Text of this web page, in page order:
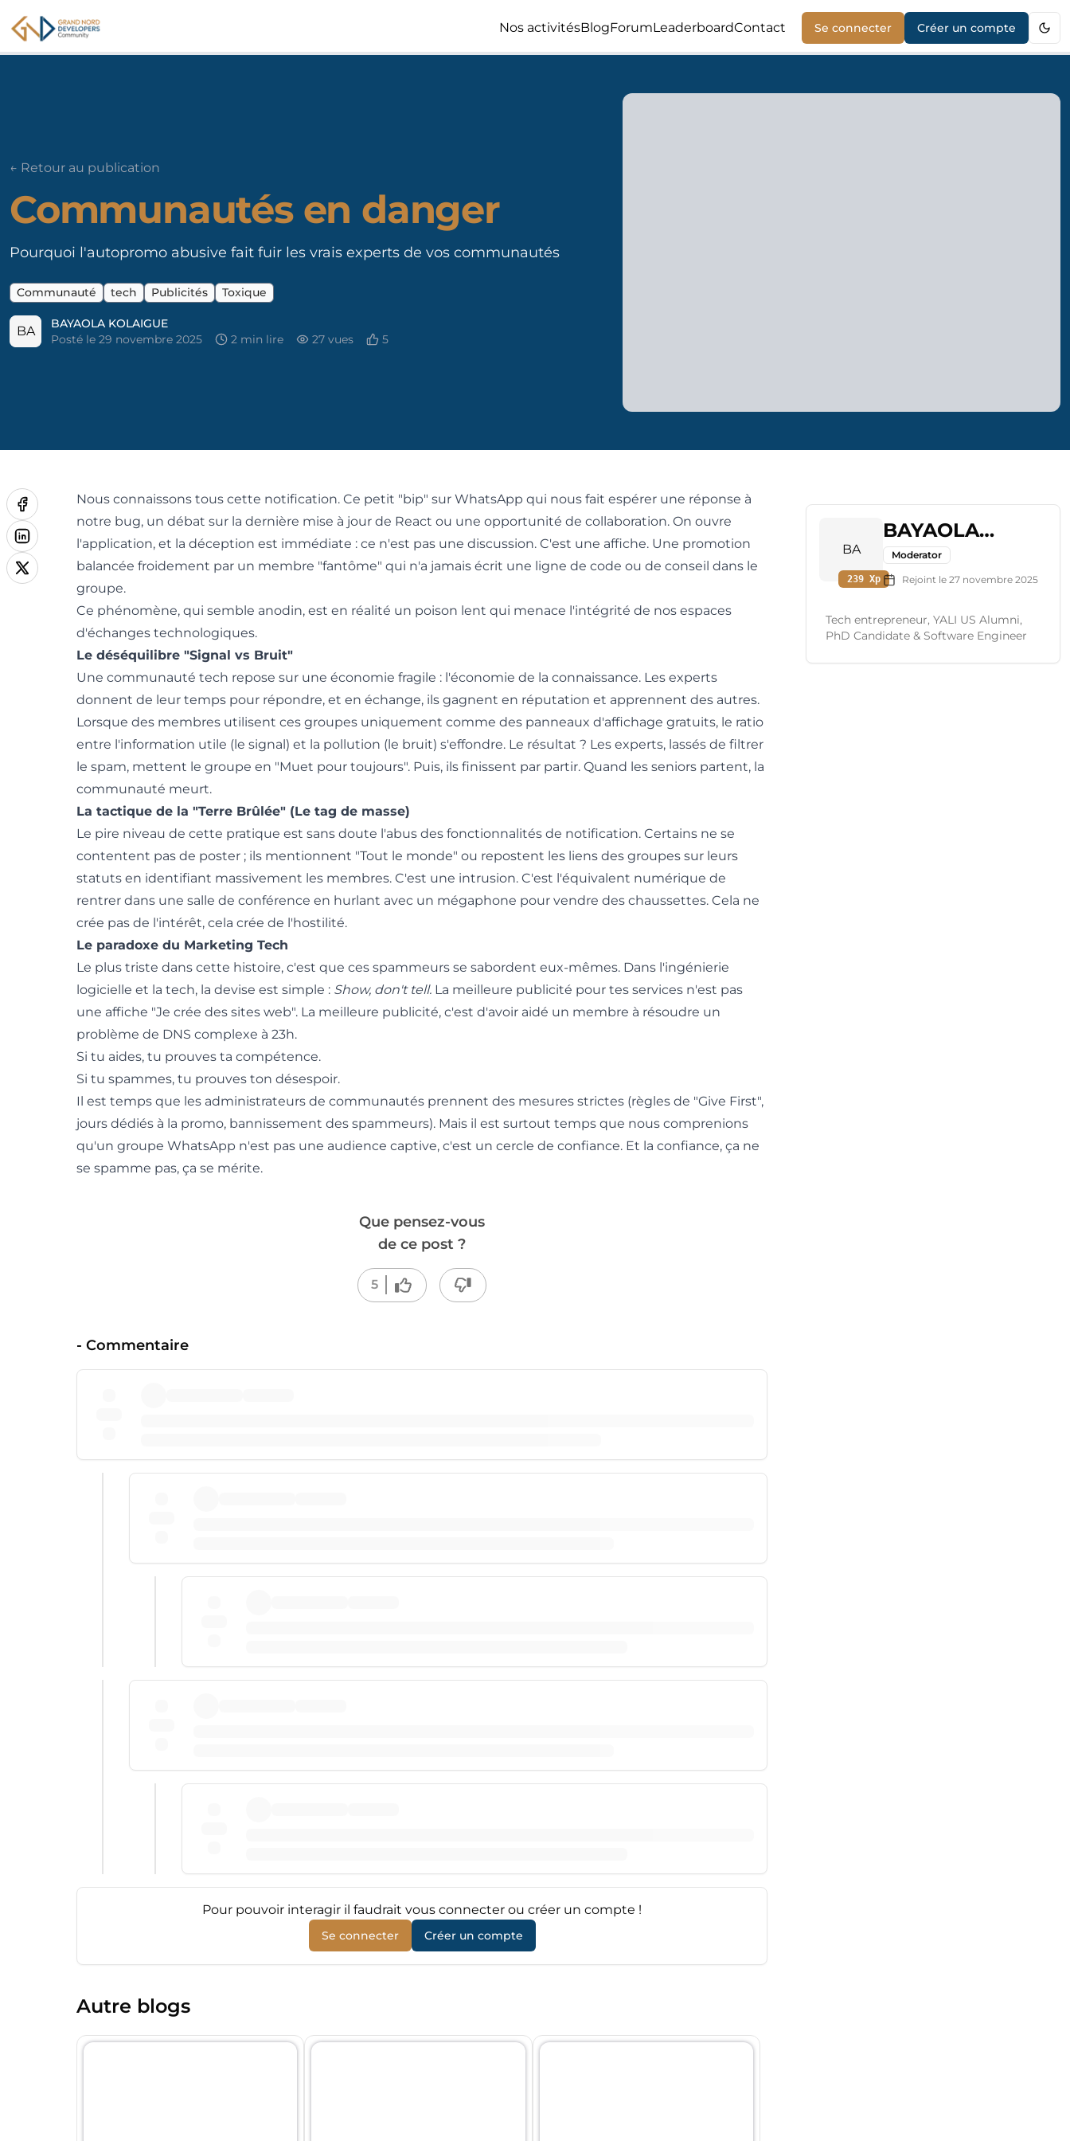
GNDC
Nos activitésBlogForumLeaderboardContact Se connecter Créer un compte
← Retour au publication
Communautés en danger
Pourquoi l'autopromo abusive fait fuir les vrais experts de vos communautés
Communauté tech Publicités Toxique
BA
BAYAOLA KOLAIGUE
Posté le 29 novembre 2025 2 min lire 27 vues 5
Nous connaissons tous cette notification. Ce petit "bip" sur WhatsApp qui nous fait espérer une réponse à
notre bug, un débat sur la dernière mise à jour de React ou une opportunité de collaboration. On ouvre
l'application, et la déception est immédiate : ce n'est pas une discussion. C'est une affiche. Une promotion
balancée froidement par un membre "fantôme" qui n'a jamais écrit une ligne de code ou de conseil dans le
groupe.
Ce phénomène, qui semble anodin, est en réalité un poison lent qui menace l'intégrité de nos espaces
d'échanges technologiques.
Le déséquilibre "Signal vs Bruit"
Une communauté tech repose sur une économie fragile : l'économie de la connaissance. Les experts
donnent de leur temps pour répondre, et en échange, ils gagnent en réputation et apprennent des autres.
Lorsque des membres utilisent ces groupes uniquement comme des panneaux d'affichage gratuits, le ratio
entre l'information utile (le signal) et la pollution (le bruit) s'effondre. Le résultat ? Les experts, lassés de filtrer
le spam, mettent le groupe en "Muet pour toujours". Puis, ils finissent par partir. Quand les seniors partent, la
communauté meurt.
La tactique de la "Terre Brûlée" (Le tag de masse)
Le pire niveau de cette pratique est sans doute l'abus des fonctionnalités de notification. Certains ne se
contentent pas de poster ; ils mentionnent "Tout le monde" ou repostent les liens des groupes sur leurs
statuts en identifiant massivement les membres. C'est une intrusion. C'est l'équivalent numérique de
rentrer dans une salle de conférence en hurlant avec un mégaphone pour vendre des chaussettes. Cela ne
crée pas de l'intérêt, cela crée de l'hostilité.
Le paradoxe du Marketing Tech
Le plus triste dans cette histoire, c'est que ces spammeurs se sabordent eux-mêmes. Dans l'ingénierie
logicielle et la tech, la devise est simple : Show, don't tell. La meilleure publicité pour tes services n'est pas
une affiche "Je crée des sites web". La meilleure publicité, c'est d'avoir aidé un membre à résoudre un
problème de DNS complexe à 23h.
Si tu aides, tu prouves ta compétence.
Si tu spammes, tu prouves ton désespoir.
Il est temps que les administrateurs de communautés prennent des mesures strictes (règles de "Give First",
jours dédiés à la promo, bannissement des spammeurs). Mais il est surtout temps que nous comprenions
qu'un groupe WhatsApp n'est pas une audience captive, c'est un cercle de confiance. Et la confiance, ça ne
se spamme pas, ça se mérite.
Que pensez-vous
de ce post ?
5
- Commentaire
Pour pouvoir interagir il faudrait vous connecter ou créer un compte !
Se connecter Créer un compte
Autre blogs
BA
239 Xp
BAYAOLA
KOLAIGUE
Moderator
Rejoint le 27 novembre 2025
Tech entrepreneur, YALI US Alumni,
PhD Candidate & Software Engineer